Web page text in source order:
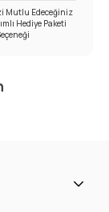
Mutlu Edeceğiniz
Hediye Paketi